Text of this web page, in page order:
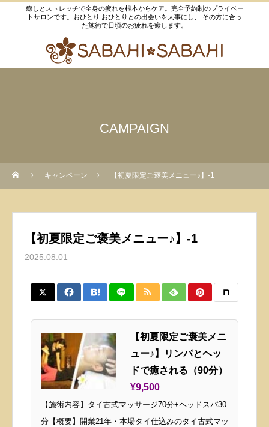
癒しとストレッチで全身の疲れを根本からケア。完全予約制のプライベー
トサロンです。おひとり おひとりとの出会いを大事にし、 その方に合っ
た施術で日頃のお疲れを癒します。
CAMPAIGN
キャンペーン 【初夏限定ご褒美メニュー♪】-1
【初夏限定ご褒美メニュー♪】-1
2025.08.01
【初夏限定ご褒美メニ
ュー♪】リンパとヘッ
ドで癒される（90分）
¥9,500
【施術内容】タイ古式マッサージ70分+ヘッドスパ30
分【概要】開業21年・本場タイ仕込みのタイ古式マッ